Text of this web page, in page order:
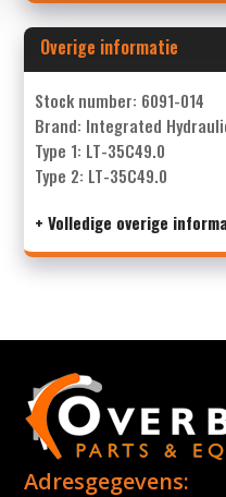
Overige informatie
Stock number: 6091-014
Brand: Integrated
Type 1: LT-35C49.0
Type 2: LT-35C49.0
+ Volledige overige
Adresgegevens: